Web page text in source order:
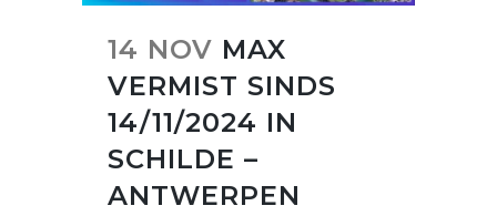
14 NOV MAX
VERMIST SINDS
14/11/2024 IN
SCHILDE –
ANTWERPEN